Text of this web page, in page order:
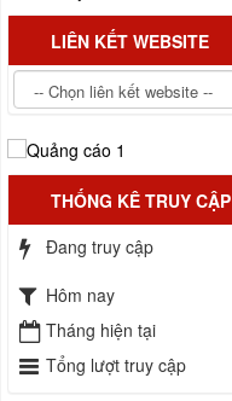
LIÊN KẾT WEBSITE
THỐNG KÊ TRUY CẬP
Đang truy cập
Hôm nay
Tháng hiện tại
Tổng lượt truy cập